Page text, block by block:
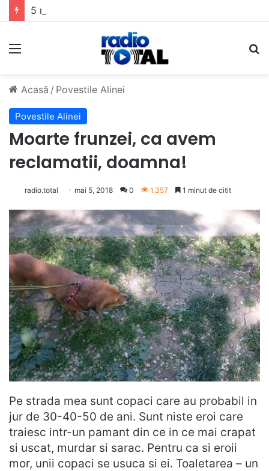
Meniu
Acasă / Povestile Alinei
Povestile Alinei
Moarte frunzei, ca avem
reclamatii, doamna!
radio.total mai 5, 2018 0 1.357 1 minut de citit
Pe strada mea sunt copaci care au probabil in
jur de 30-40-50 de ani. Sunt niste eroi care
traiesc intr-un pamant din ce in ce mai crapat
si uscat, murdar si sarac. Pentru ca si eroii
mor, unii copaci se usuca si ei. Toaletarea – un